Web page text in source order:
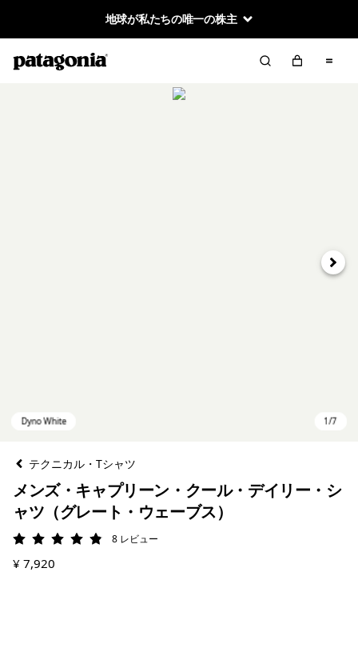
地球が私たちの唯一の株主
次へ
テクニカル・Tシャツ
メンズ・キャプリーン・クール・デイリー・シ
ャツ（グレート・ウェーブス）
評価: 4.9 / 5
8 レビュー
¥ 7,920